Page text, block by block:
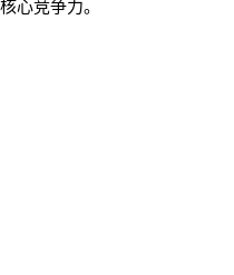
心竞争力。